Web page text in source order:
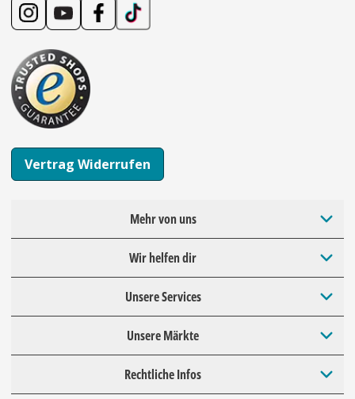
Vertrag Widerrufen
Mehr von uns
Wir helfen dir
Unsere Services
Unsere Märkte
Rechtliche Infos